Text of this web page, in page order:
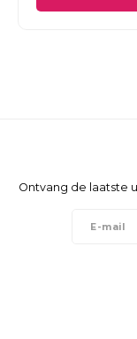
Ontvang de laatste